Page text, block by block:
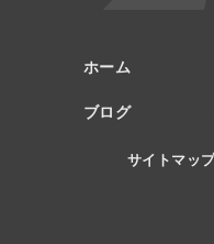
ホーム
ブログ
サイトマッ